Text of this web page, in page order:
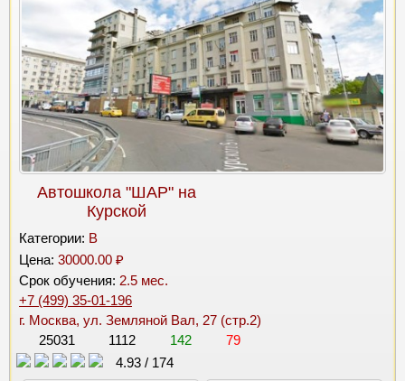
Автошкола "ШАР" на
Курской
Категории: B
Цена: 30000.00 ₽
Срок обучения: 2.5 мес.
+7 (499) 35-01-196
г. Москва, ул. Земляной Вал, 27 (стр.2)
25031
1112 142
79
4.93 / 174